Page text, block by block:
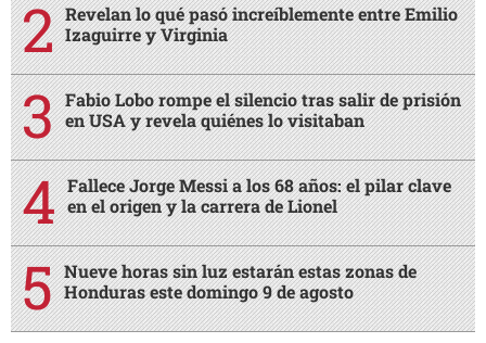
Revelan lo qué pasó increíblemente entre Emilio
Izaguirre y Virginia
Fabio Lobo rompe el silencio tras salir de prisión
en USA y revela quiénes lo visitaban
Fallece Jorge Messi a los 68 años: el pilar clave
en el origen y la carrera de Lionel
Nueve horas sin luz estarán estas zonas de
Honduras este domingo 9 de agosto